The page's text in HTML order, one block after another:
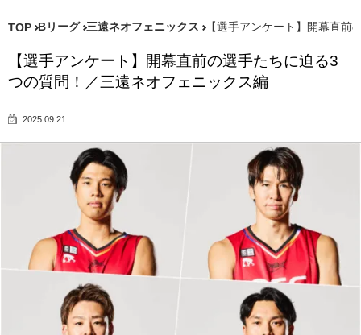
TOP Bリーグ 三遠ネオフェニックス 【選手アンケート】開幕直前
【選手アンケート】開幕直前の選手たちに迫る3
つの質問！／三遠ネオフェニックス編
2025.09.21